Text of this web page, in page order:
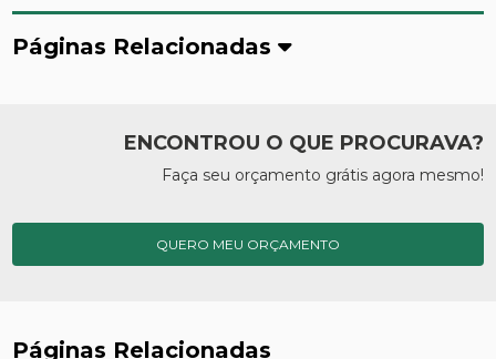
Páginas Relacionadas
ENCONTROU O QUE PROCURAVA?
Faça seu orçamento grátis agora mesmo!
QUERO MEU ORÇAMENTO
Páginas Relacionadas